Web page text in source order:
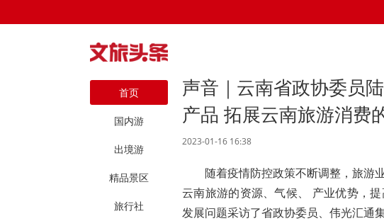
首页
国内游
出境游
精品景区
旅行社
声音｜云南省政协委员
产品 拓展云南旅游消费
2023-01-16 16:38
随着疫情防控政策不断调整，旅游
云南旅游的资源、气候、 产业优势，
发展问题采访了省政协委员、伟光汇通